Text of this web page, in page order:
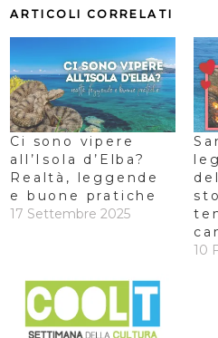
ARTICOLI CORRELATI
Ci sono vipere
all’Isola d’Elba?
Realtà, leggende
e buone pratiche
17 Settembre 2025
10